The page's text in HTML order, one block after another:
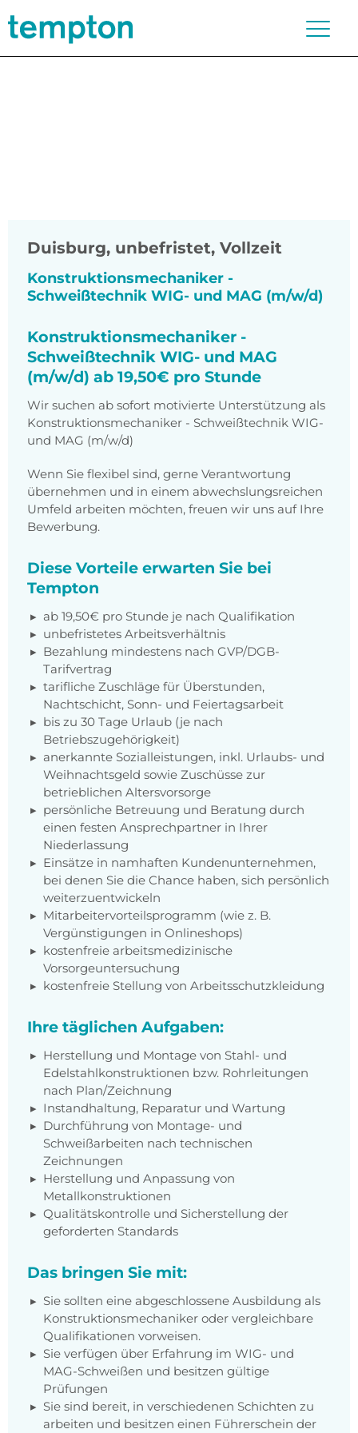
Duisburg, unbefristet, Vollzeit
Konstruktionsmechaniker -
Schweißtechnik WIG- und MAG (m/w/d)
Konstruktionsmechaniker -
Schweißtechnik WIG- und MAG
(m/w/d) ab 19,50€ pro Stunde
Wir suchen ab sofort motivierte Unterstützung als
Konstruktionsmechaniker - Schweißtechnik WIG-
und MAG (m/w/d)
Wenn Sie flexibel sind, gerne Verantwortung
übernehmen und in einem abwechslungsreichen
Umfeld arbeiten möchten, freuen wir uns auf Ihre
Bewerbung.
Diese Vorteile erwarten Sie bei
Tempton
ab 19,50€ pro Stunde je nach Qualifikation
unbefristetes Arbeitsverhältnis
Bezahlung mindestens nach GVP/DGB-
Tarifvertrag
tarifliche Zuschläge für Überstunden,
Nachtschicht, Sonn- und Feiertagsarbeit
bis zu 30 Tage Urlaub (je nach
Betriebszugehörigkeit)
anerkannte Sozialleistungen, inkl. Urlaubs- und
Weihnachtsgeld sowie Zuschüsse zur
betrieblichen Altersvorsorge
persönliche Betreuung und Beratung durch
einen festen Ansprechpartner in Ihrer
Niederlassung
Einsätze in namhaften Kundenunternehmen,
bei denen Sie die Chance haben, sich persönlich
weiterzuentwickeln
Mitarbeitervorteilsprogramm (wie z. B.
Vergünstigungen in Onlineshops)
kostenfreie arbeitsmedizinische
Vorsorgeuntersuchung
kostenfreie Stellung von Arbeitsschutzkleidung
Ihre täglichen Aufgaben:
Herstellung und Montage von Stahl- und
Edelstahlkonstruktionen bzw. Rohrleitungen
nach Plan/Zeichnung
Instandhaltung, Reparatur und Wartung
Durchführung von Montage- und
Schweißarbeiten nach technischen
Zeichnungen
Herstellung und Anpassung von
Metallkonstruktionen
Qualitätskontrolle und Sicherstellung der
geforderten Standards
Das bringen Sie mit:
Sie sollten eine abgeschlossene Ausbildung als
Konstruktionsmechaniker oder vergleichbare
Qualifikationen vorweisen.
Sie verfügen über Erfahrung im WIG- und
MAG-Schweißen und besitzen gültige
Prüfungen
Sie sind bereit, in verschiedenen Schichten zu
arbeiten und besitzen einen Führerschein der